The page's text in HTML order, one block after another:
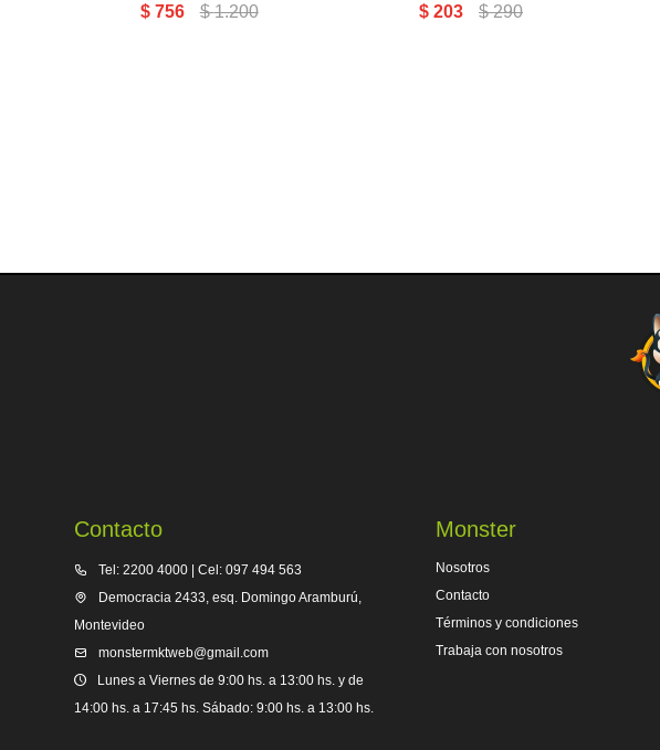
$ 756 $ 1.200 $ 203 $ 290
Contacto
Tel: 2200 4000 | Cel: 097 494 563
Democracia 2433, esq. Domingo Aramburú,
Montevideo
monstermktweb@gmail.com
Lunes a Viernes de 9:00 hs. a 13:00 hs. y de
14:00 hs. a 17:45 hs. Sábado: 9:00 hs. a 13:00 hs.
Monster
Nosotros
Contacto
Términos y condiciones
Trabaja con nosotros